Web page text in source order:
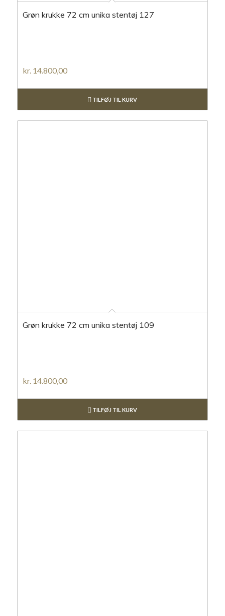
Grøn krukke 72 cm unika stentøj 127
kr.14.800,00
TILFØJ TIL KURV
Grøn krukke 72 cm unika stentøj 109
kr. 14.800,00
TILFØJ TIL KURV